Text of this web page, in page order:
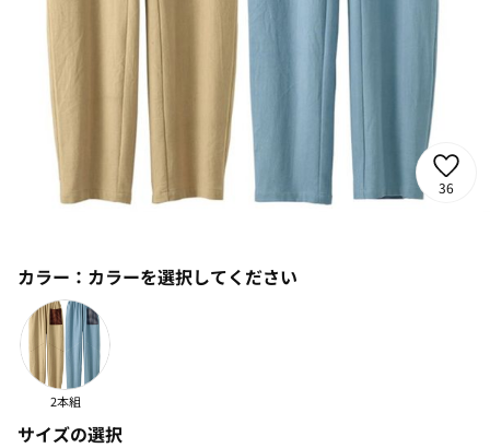
36
カラー： カラーを選択してください
2本組
サイズの選択